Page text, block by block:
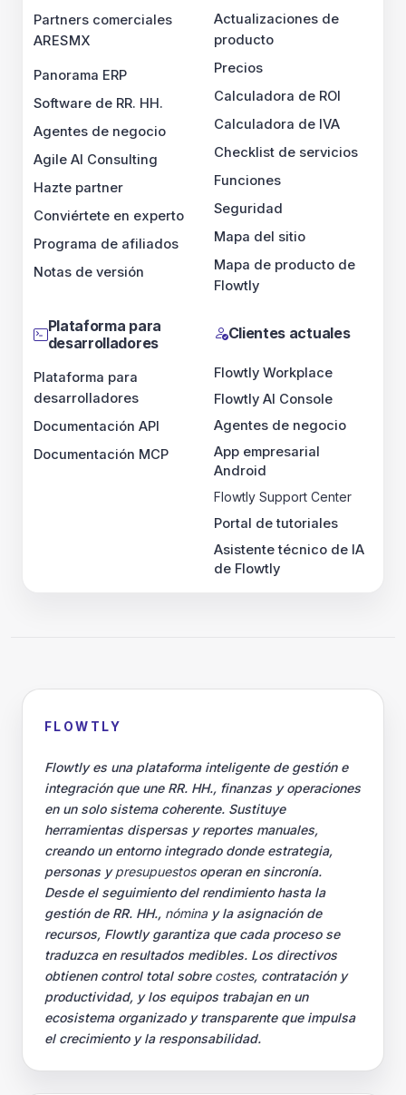
Partners comerciales
ARESMX
Panorama ERP
Software de RR. HH.
Agentes de negocio
Agile AI Consulting
Hazte partner
Conviértete en experto
Programa de afiliados
Notas de versión
Actualizaciones de
producto
Precios
Calculadora de ROI
Calculadora de IVA
Checklist de servicios
Funciones
Seguridad
Mapa del sitio
Mapa de producto de
Flowtly
Plataforma para
desarrolladores
Plataforma para
desarrolladores
Documentación API
Documentación MCP
Clientes actuales
Flowtly Workplace
Flowtly AI Console
Agentes de negocio
App empresarial
Android
Flowtly Support Center
Portal de tutoriales
Asistente técnico de IA
de Flowtly
FLOWTLY
Flowtly es una plataforma inteligente de gestión e
integración que une RR. HH., finanzas y operaciones
en un solo sistema coherente. Sustituye
herramientas dispersas y reportes manuales,
creando un entorno integrado donde estrategia,
personas ypresupuestosoperan en sincronía.
Desde el seguimiento del rendimiento hasta la
gestión de RR. HH., nóminay la asignación de
recursos, Flowtly garantiza que cada proceso se
traduzca en resultados medibles. Los directivos
obtienen control total sobre costes, contratación y
productividad, y los equipos trabajan en un
ecosistema organizado y transparente que impulsa
el crecimiento y la responsabilidad.